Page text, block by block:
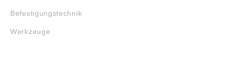
Befestigungstechnik
Werkzeuge